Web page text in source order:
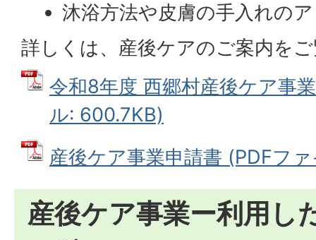
沐浴方法や皮膚の手入れの
詳しくは、産後ケアのご案内を
令和8年度 西郷村産後ケア事
ル: 600.7KB)
産後ケア事業申請書 (PDFフ
産後ケア事業ー利用し